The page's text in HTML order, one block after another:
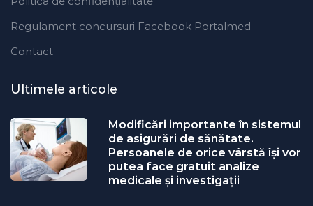
Regulament concursuri Facebook Portalmed
Contact
Ultimele articole
Modificări importante în sistemul
de asigurări de sănătate.
Persoanele de orice vârstă își vor
putea face gratuit analize
medicale şi investigaţii